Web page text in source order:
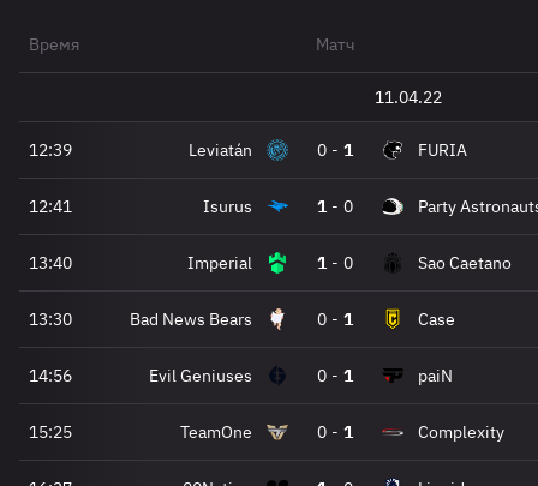
Время Матч
11.04.22
12:39 Leviatán 0 - 1 FURIA
12:41 Isurus 1 - 0 Party
13:40 Imperial 1 - 0 Sao Caetano
13:30 Bad News Bears 0 - 1 Case
14:56 Evil Geniuses 0 - 1 paiN
15:25 TeamOne 0 - 1 Complexity